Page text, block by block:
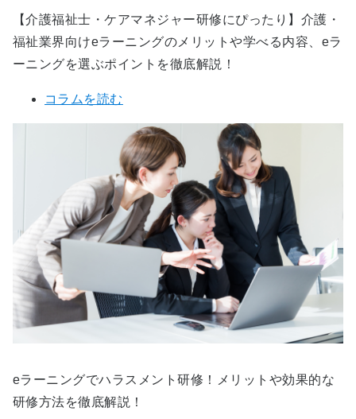
【介護福祉士・ケアマネジャー研修にぴったり】介護・
福祉業界向けeラーニングのメリットや学べる内容、eラ
ーニングを選ぶポイントを徹底解説！
コラムを読む
eラーニングでハラスメント研修！メリットや効果的な
研修方法を徹底解説！